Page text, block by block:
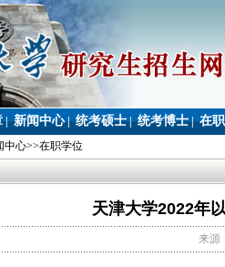
| 新闻中心 | 统考硕士 | 统考博士 | 在
中心>>在职学位
天津大学2022年
来源